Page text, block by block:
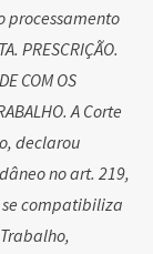
processamento
PRESCRIÇÃO.
COM OS
A Corte
declarou
no art. 219,
se compatibiliza